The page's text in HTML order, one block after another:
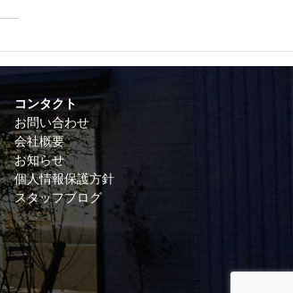
コンタクト
お問い合わせ
会社概要
お知らせ
個人情報保護方針
スタッフブログ